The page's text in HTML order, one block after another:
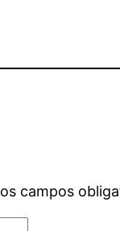
campos